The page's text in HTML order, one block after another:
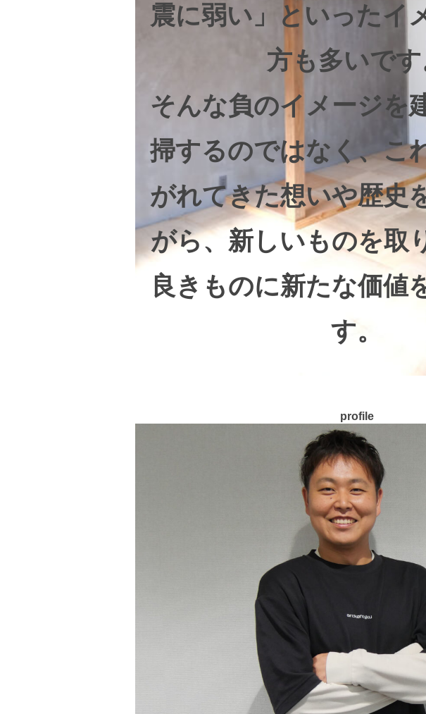
震に弱い」といったイ
方も多いです
そんな負のイメージを
掃するのではなく、こ
がれてきた想いや歴史
がら、新しいものを取
良きものに新たな価値
す。
profile